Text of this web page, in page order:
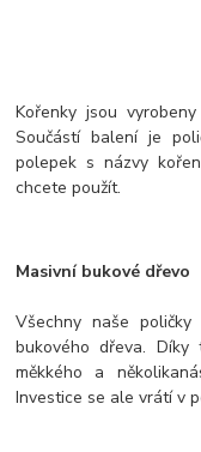
Kořenky jsou
Součástí balení je
polepek s názvy
chcete použít.
Masivní bukové dřevo
Všechny naše
bukového dřeva.
měkkého a
Investice se ale vrátí v